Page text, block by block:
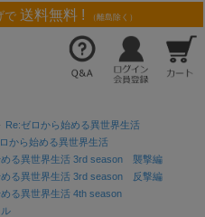
で 送料無料 ! （離島除く）
Re:ゼロから始める異世界生活
から始める異世界生活
める異世界生活 3rd season 襲撃編
める異世界生活 3rd season 反撃編
る異世界生活 4th season